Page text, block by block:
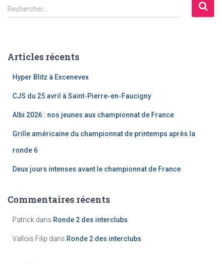
R
e
r
Rechercher…
Articles récents
Hyper Blitz à Excenevex
CJS du 25 avril à Saint-Pierre-en-Faucigny
Albi 2026 : nos jeunes aux championnat de France
Grille américaine du championnat de printemps après la
ronde 6
Deux jours intenses avant le championnat de France
Commentaires récents
Patrick dans Ronde 2 des interclubs
Vallois Filip dans Ronde 2 des interclubs